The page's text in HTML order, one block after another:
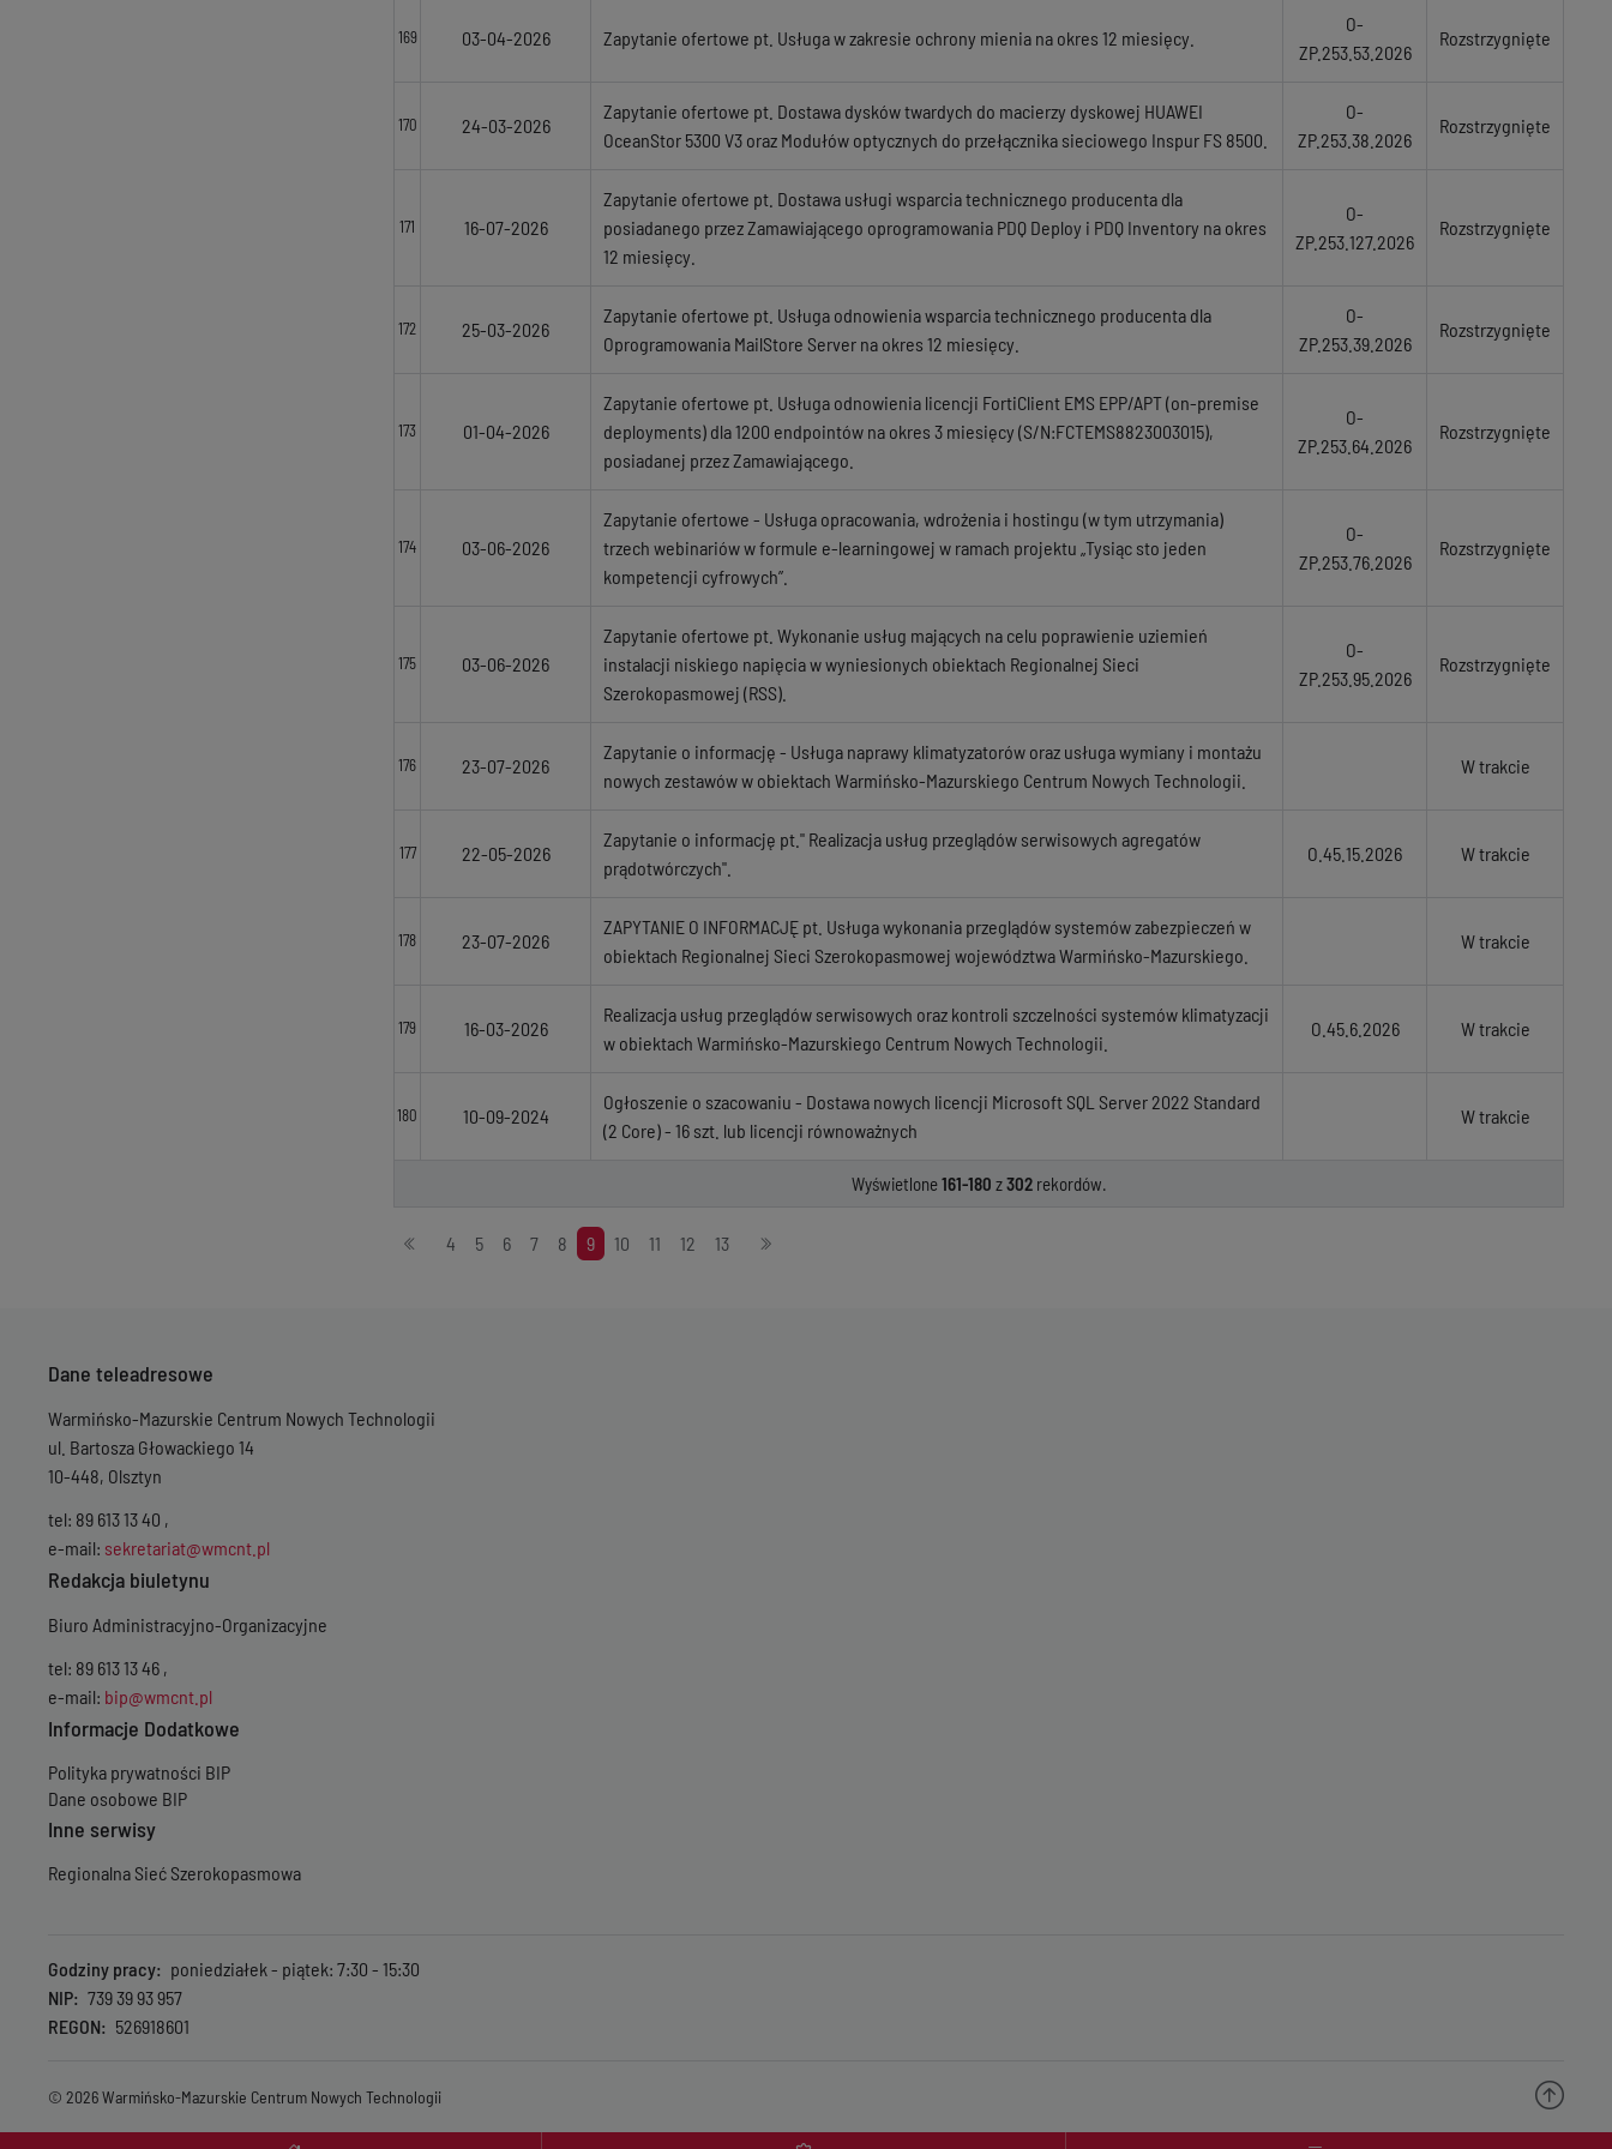
169 03-04-2026 Zapytanie ofertowe pt. Usługa w zakresie ochrony mienia na okres 12 miesięcy.
O-
ZP.253.53.2026
Rozstrzygnięte
170 24-03-2026
Zapytanie ofertowe pt. Dostawa dysków twardych do macierzy dyskowej HUAWEI
OceanStor 5300 V3 oraz Modułów optycznych do przełącznika sieciowego Inspur FS 8500.
O-
ZP.253.38.2026
Rozstrzygnięte
171 16-07-2026
Zapytanie ofertowe pt. Dostawa usługi wsparcia technicznego producenta dla
posiadanego przez Zamawiającego oprogramowania PDQ Deploy i PDQ Inventory na okres
12 miesięcy.
O-
ZP.253.127.2026
Rozstrzygnięte
172 25-03-2026
Zapytanie ofertowe pt. Usługa odnowienia wsparcia technicznego producenta dla
Oprogramowania MailStore Server na okres 12 miesięcy.
O-
ZP.253.39.2026
Rozstrzygnięte
173 01-04-2026
Zapytanie ofertowe pt. Usługa odnowienia licencji FortiClient EMS EPP/APT (on-premise
deployments) dla 1200 endpointów na okres 3 miesięcy (S/N:FCTEMS8823003015),
posiadanej przez Zamawiającego.
O-
ZP.253.64.2026
Rozstrzygnięte
174 03-06-2026
Zapytanie ofertowe - Usługa opracowania, wdrożenia i hostingu (w tym utrzymania)
trzech webinariów w formule e-learningowej w ramach projektu „Tysiąc sto jeden
kompetencji cyfrowych”.
O-
ZP.253.76.2026
Rozstrzygnięte
175 03-06-2026
Zapytanie ofertowe pt. Wykonanie usług mających na celu poprawienie uziemień
instalacji niskiego napięcia w wyniesionych obiektach Regionalnej Sieci
Szerokopasmowej (RSS).
O-
ZP.253.95.2026
Rozstrzygnięte
176 23-07-2026
Zapytanie o informację - Usługa naprawy klimatyzatorów oraz usługa wymiany i montażu
nowych zestawów w obiektach Warmińsko-Mazurskiego Centrum Nowych Technologii.
W trakcie
177 22-05-2026
Zapytanie o informację pt." Realizacja usług przeglądów serwisowych agregatów
prądotwórczych".
O.45.15.2026 W trakcie
178 23-07-2026
ZAPYTANIE O INFORMACJĘ pt. Usługa wykonania przeglądów systemów zabezpieczeń w
obiektach Regionalnej Sieci Szerokopasmowej województwa Warmińsko-Mazurskiego.
W trakcie
179 16-03-2026
Realizacja usług przeglądów serwisowych oraz kontroli szczelności systemów klimatyzacji
w obiektach Warmińsko-Mazurskiego Centrum Nowych Technologii.
O.45.6.2026 W trakcie
180 10-09-2024
Ogłoszenie o szacowaniu - Dostawa nowych licencji Microsoft SQL Server 2022 Standard
(2 Core) - 16 szt. lub licencji równoważnych
W trakcie
Wyświetlone161-180 z302rekordów.
Stronicowanie
4 5 6 7 8 9 10 11 12 13
Dane teleadresowe
Warmińsko-Mazurskie Centrum Nowych Technologii
ul. Bartosza Głowackiego 14
10-448, Olsztyn
tel: 89 613 13 40 ,
e-mail: sekretariat@wmcnt.pl
Redakcja biuletynu
Biuro Administracyjno-Organizacyjne
tel: 89 613 13 46 ,
e-mail: bip@wmcnt.pl
Informacje Dodatkowe
Polityka prywatności BIP
Dane osobowe BIP
Inne serwisy
Regionalna Sieć Szerokopasmowa
Godziny pracy
poniedziałek - piątek: 7:30 - 15:30
NIP
739 39 93 957
REGON
526918601
© 2026 Warmińsko-Mazurskie Centrum Nowych Technologii